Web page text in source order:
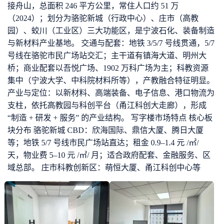
接舟山，总面积 246 平方公里，常住人口约 51 万
（2024）；划分为骆驼新城（行政中心）、庄市（高教
园）、蛟川（工业区）三大功能区，是宁波石化、装备制造
与新材料产业基地。 交通与配套：地铁 3/5/7 号线贯通，5/7
号线在骆驼市民广场站交汇；主干道有镇海大道、明州大
桥；商业配套以吾悦广场、1902 万科广场为主；科教资源
集中（宁波大学、中科院材料所等），产教融合特征明显。
产业与定位：以新材料、高端装备、电子信息、港口物流为
支柱，依托高教园与科创平台（甬江科创大走廊），形成
“制造 + 研发 + 服务” 的产业结构。 写字楼市场特点 核心板
块分布 骆驼新城 CBD：欣海国际、鼎信大厦、腾日大厦
等；地铁 5/7 号线市民广场站直达；租金 0.9–1.4 元 /㎡/
天，物业费 5–10 元 /㎡/ 月；适合政府配套、金融服务、区
域总部。 庄市科教创新区：萌恒大厦、甬江科创中心等